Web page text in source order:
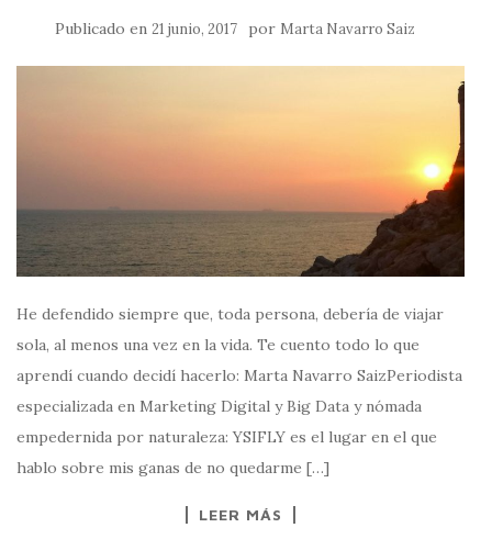
Publicado en 21 junio, 2017 por Marta Navarro Saiz
He defendido siempre que, toda persona, debería de viajar
sola, al menos una vez en la vida. Te cuento todo lo que
aprendí cuando decidí hacerlo: Marta Navarro SaizPeriodista
especializada en Marketing Digital y Big Data y nómada
empedernida por naturaleza: YSIFLY es el lugar en el que
hablo sobre mis ganas de no quedarme […]
LEER MÁS